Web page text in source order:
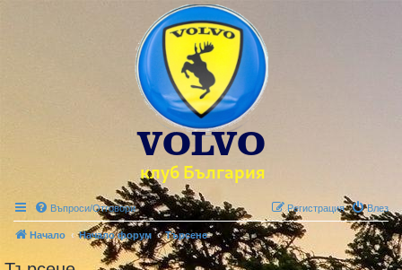
Въпроси/Отговори Влез
Регистрация
Начало Начало форум Търсене